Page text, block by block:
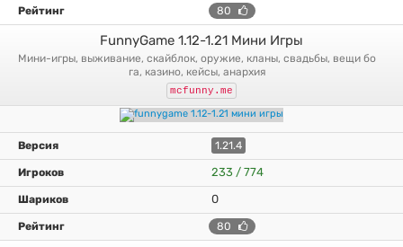
80
FunnyGame 1.12-1.21 Мини Игры
мини-игры, выживание, скайблок, оружие, кланы, свадьбы, вещи бо
га, казино, кейсы, анархия
mcfunny.me
1.21.4
233 / 774
0
80